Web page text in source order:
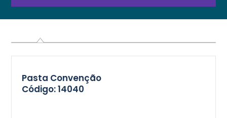
Pasta Convenção
Código: 14040